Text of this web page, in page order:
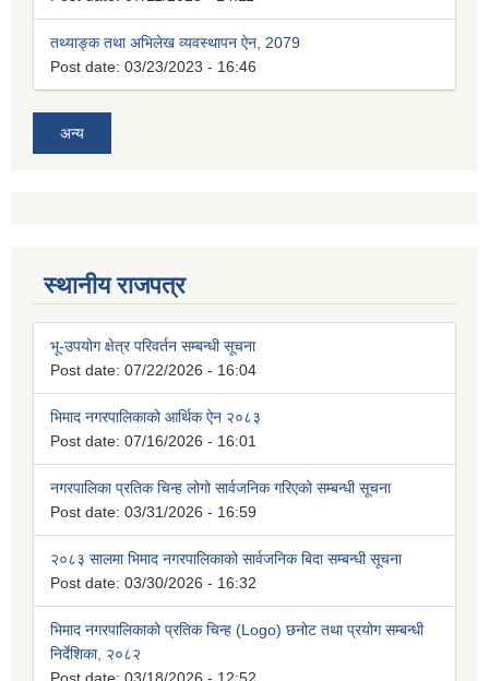
तथ्याङ्क तथा अभिलेख व्यवस्थापन ऐन, 2079
Post date: 03/23/2023 - 16:46
अन्य
स्थानीय राजपत्र
भू-उपयोग क्षेत्र परिवर्तन सम्बन्धी सूचना
Post date: 07/22/2026 - 16:04
भिमाद नगरपालिकाको आर्थिक ऐन २०८३
Post date: 07/16/2026 - 16:01
नगरपालिका प्रतिक चिन्ह लोगो सार्वजनिक गरिएको सम्बन्धी सूचना
Post date: 03/31/2026 - 16:59
२०८३ सालमा भिमाद नगरपालिकाको सार्वजनिक बिदा सम्बन्धी सूचना
Post date: 03/30/2026 - 16:32
भिमाद नगरपालिकाको प्रतिक चिन्ह (Logo) छनोट तथा प्रयोग सम्बन्धी
निर्देशिका, २०८२